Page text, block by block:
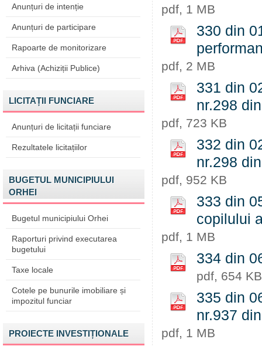
Anunțuri de intenție
Anunțuri de participare
Rapoarte de monitorizare
Arhiva (Achiziții Publice)
LICITAȚII FUNCIARE
Anunțuri de licitații funciare
Rezultatele licitațiilor
BUGETUL MUNICIPIULUI
ORHEI
Bugetul municipiului Orhei
Raporturi privind executarea
bugetului
Taxe locale
Cotele pe bunurile imobiliare și
impozitul funciar
PROIECTE INVESTIȚIONALE
pdf, 1 MB
330 din
pdf, 2 MB
331 din
nr.298
pdf, 723 KB
332 din
nr.298
pdf, 952 KB
333 din
copilului
pdf, 1 MB
334 din
pdf, 654 KB
335 din
nr.937
pdf, 1 MB